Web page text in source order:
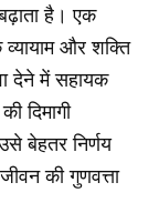
है। एक
व्यायाम और शक्ति
देने में सहायक
दिमागी
बेहतर निर्णय
की गुणवत्ता